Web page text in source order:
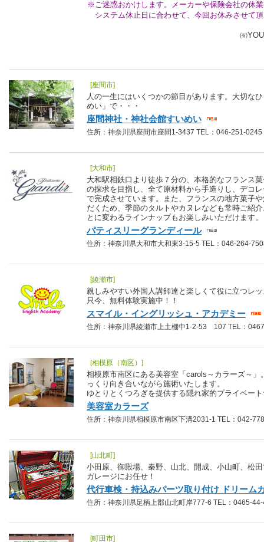
※ご迷惑おかけします。メーカーや保険会社の休
システム休止日に合わせて、今回お休みさせて
㈲YOU SHOP
[座間市]
人の一生にはいくつかの節目があります。大切な
めい」で・・・
座間神社・神社会館すいめい
住所：神奈川県座間市座間1-3437 TEL：046-251-0245
[大和市]
大和駅相鉄口より徒歩７分の、本格的なフランス
の探求を目指し、全て原材料から手造りし、デコ
で完成させています。また、フランスの地方菓子
だくため、季節のタルトやカヌレなども常時ご紹
とに変わるラインナップもお楽しみいただけます。
パティスリーグランディール
住所：神奈川県大和市大和東3-15-5 TEL：046-264-
[綾瀬市]
親しみやすい外国人講師達と楽しくて役に立つレ
只今、無料体験実施中！！
スマイル・イングリッシュ・アカデミー
住所：神奈川県綾瀬市上土棚中1-2-53 107 TEL：
[相模原（南区）]
相模原市南区にある美容室「carols～カラーズ～
っくり向き合いながら施術いたします。
ゆとりとくつろぎを提供する隠れ家的プライベー
美容室カラーズ
住所：神奈川県相模原市南区下溝2031-1 TEL：042-
[山北町]
小田原、御殿場、秦野、山北、開成、小山町、松
ガレージにお任せ！
代行車検・持込みパーツ取り付け ドリーム
住所：神奈川県足柄上郡山北町岸777-6 TEL：0465-
[町田市]